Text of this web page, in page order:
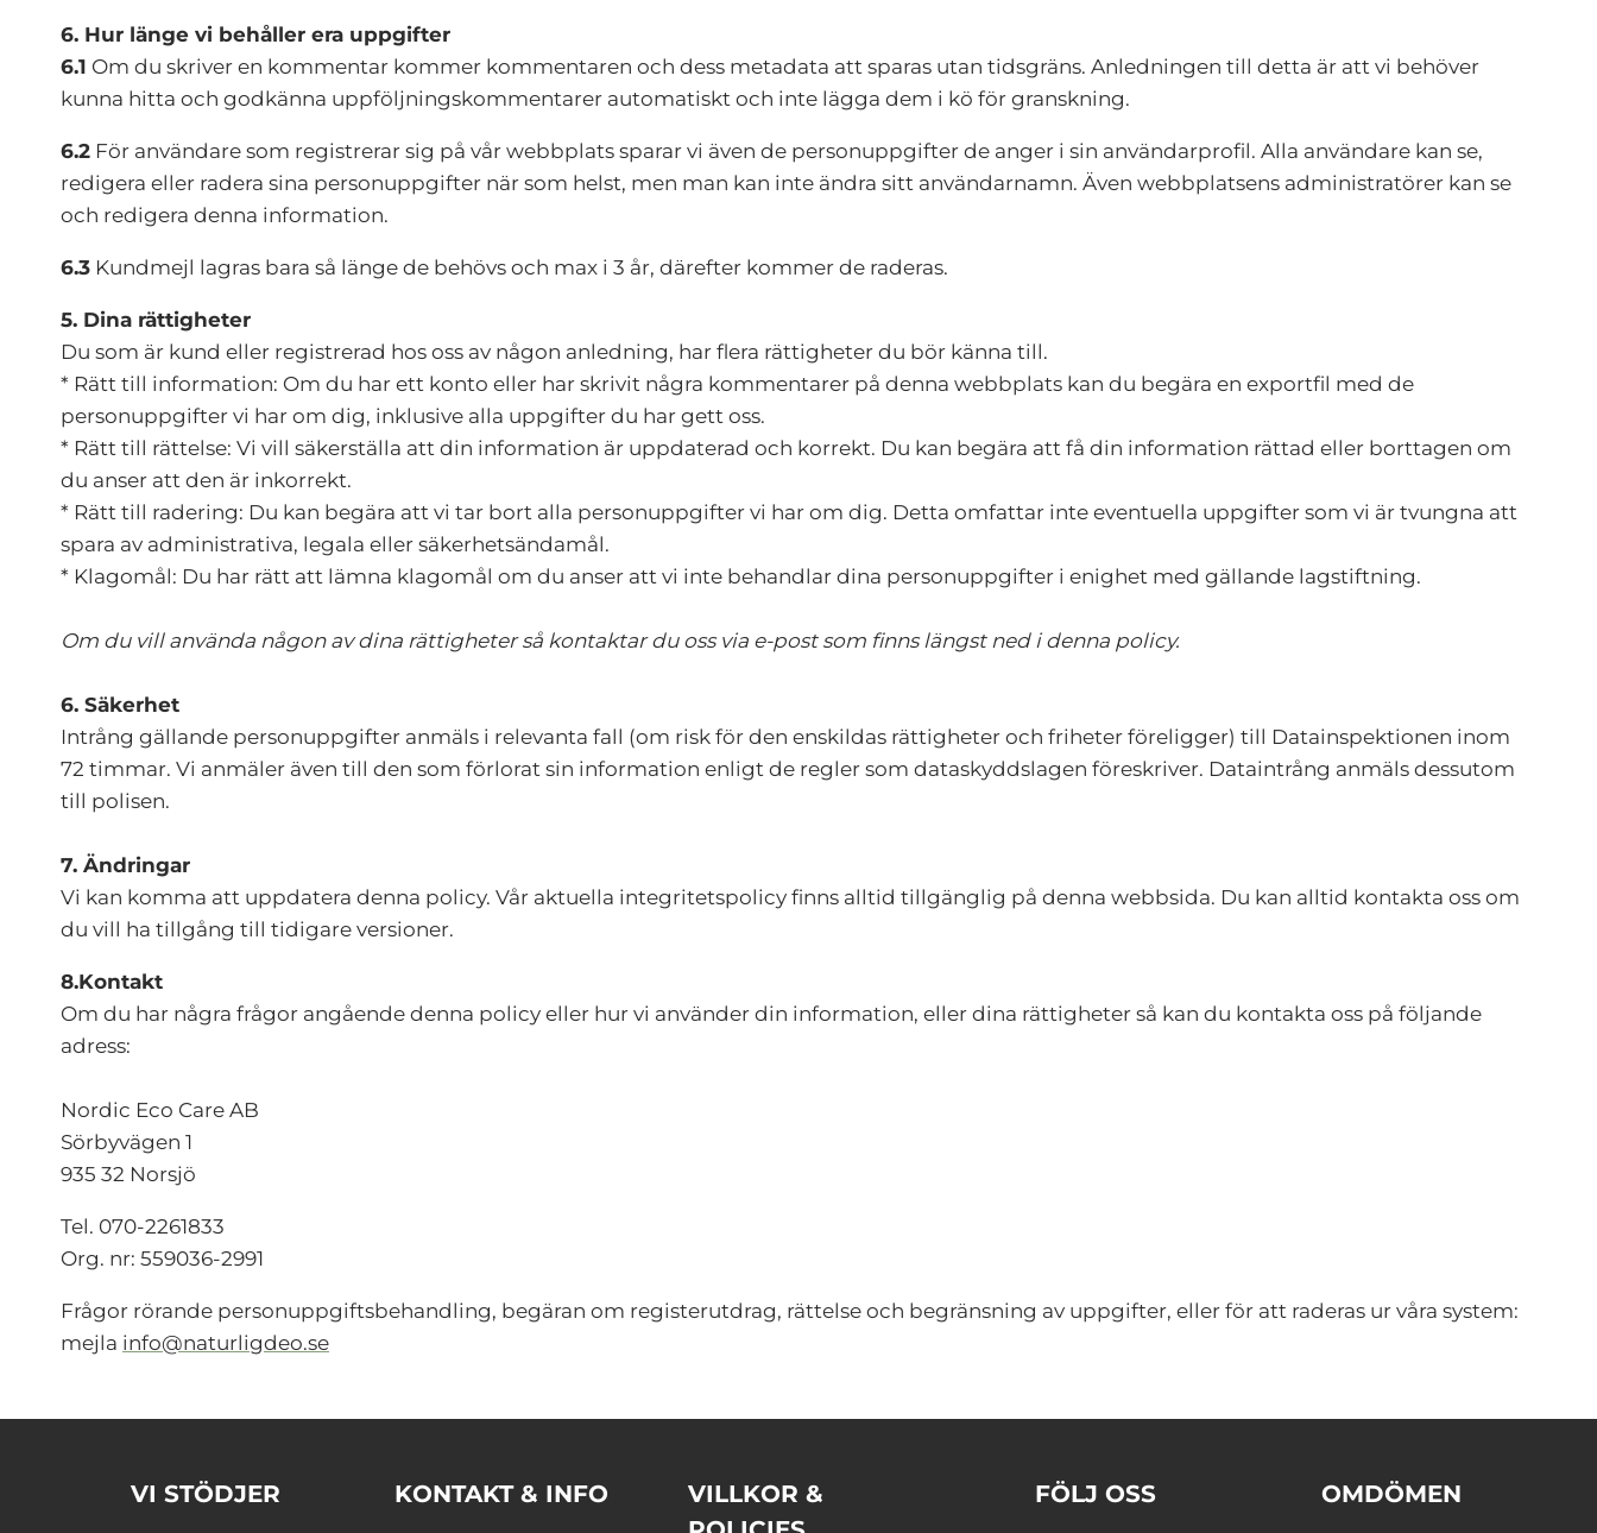
6. Hur länge vi behåller era uppgifter
6.1 Om du skriver en kommentar kommer kommentaren och dess metadata att sparas utan tidsgräns. Anledningen till detta är att vi behöver
kunna hitta och godkänna uppföljningskommentarer automatiskt och inte lägga dem i kö för granskning.
6.2 För användare som registrerar sig på vår webbplats sparar vi även de personuppgifter de anger i sin användarprofil. Alla användare kan se,
redigera eller radera sina personuppgifter när som helst, men man kan inte ändra sitt användarnamn. Även webbplatsens administratörer kan se
och redigera denna information.
6.3 Kundmejl lagras bara så länge de behövs och max i 3 år, därefter kommer de raderas.
5. Dina rättigheter
Du som är kund eller registrerad hos oss av någon anledning, har flera rättigheter du bör känna till.
* Rätt till information: Om du har ett konto eller har skrivit några kommentarer på denna webbplats kan du begära en exportfil med de
personuppgifter vi har om dig, inklusive alla uppgifter du har gett oss.
* Rätt till rättelse: Vi vill säkerställa att din information är uppdaterad och korrekt. Du kan begära att få din information rättad eller borttagen om
du anser att den är inkorrekt.
* Rätt till radering: Du kan begära att vi tar bort alla personuppgifter vi har om dig. Detta omfattar inte eventuella uppgifter som vi är tvungna att
spara av administrativa, legala eller säkerhetsändamål.
* Klagomål: Du har rätt att lämna klagomål om du anser att vi inte behandlar dina personuppgifter i enighet med gällande lagstiftning.
Om du vill använda någon av dina rättigheter så kontaktar du oss via e-post som finns längst ned i denna policy.
6. Säkerhet
Intrång gällande personuppgifter anmäls i relevanta fall (om risk för den enskildas rättigheter och friheter föreligger) till Datainspektionen inom
72 timmar. Vi anmäler även till den som förlorat sin information enligt de regler som dataskyddslagen föreskriver. Dataintrång anmäls dessutom
till polisen.
7. Ändringar
Vi kan komma att uppdatera denna policy. Vår aktuella integritetspolicy finns alltid tillgänglig på denna webbsida. Du kan alltid kontakta oss om
du vill ha tillgång till tidigare versioner.
8.Kontakt
Om du har några frågor angående denna policy eller hur vi använder din information, eller dina rättigheter så kan du kontakta oss på följande
adress:
Nordic Eco Care AB
Sörbyvägen 1
935 32 Norsjö
Tel. 070-2261833
Org. nr: 559036-2991
Frågor rörande personuppgiftsbehandling, begäran om registerutdrag, rättelse och begränsning av uppgifter, eller för att raderas ur våra system:
mejla info@naturligdeo.se
VI STÖDJER KONTAKT & INFO
VILLKOR &
FÖLJ OSS OMDÖMEN